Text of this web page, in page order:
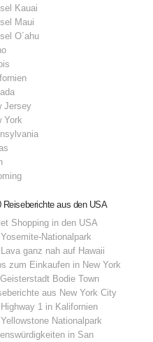
Kauai
Maui
O´ahu
Jersey
York
Reiseberichte aus den USA
Shopping in den USA
Yosemite-Nationalpark
Lava ganz nah auf Hawaii
zum Einkaufen in New York
Bodie Town
aus New York City
Highway 1 in Kalifornien
Yellowstone Nationalpark
in San